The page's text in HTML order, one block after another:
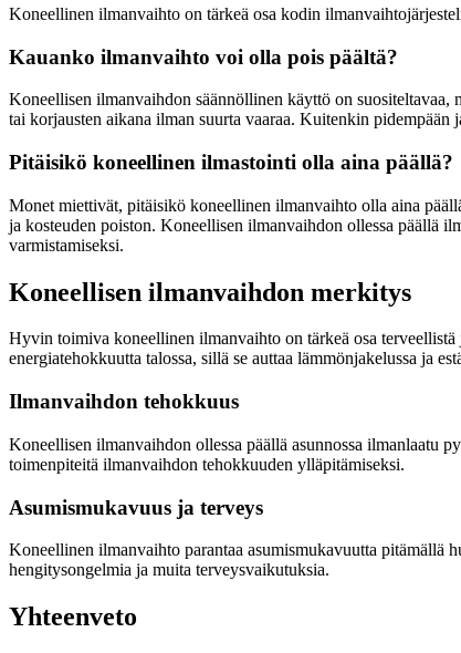
Koneellinen ilmanvaihto on tärkeä osa kodin
Kauanko ilmanvaihto voi olla pois päältä?
Koneellisen ilmanvaihdon säännöllinen käyttö on
tai korjausten aikana ilman suurta vaaraa. Kuitenkin
Pitäisikö koneellinen ilmastointi olla aina päällä?
Monet miettivät, pitäisikö koneellinen ilmanvaihto olla aina
ja kosteuden poiston. Koneellisen ilmanvaihdon ollessa päällä
varmistamiseksi.
Koneellisen ilmanvaihdon merkitys
Hyvin toimiva koneellinen ilmanvaihto on tärkeä osa
energiatehokkuutta talossa, sillä se auttaa lämmönjakelussa ja
Ilmanvaihdon tehokkuus
Koneellisen ilmanvaihdon ollessa päällä asunnossa ilmanlaatu
toimenpiteitä ilmanvaihdon tehokkuuden ylläpitämiseksi.
Asumismukavuus ja terveys
Koneellinen ilmanvaihto parantaa asumismukavuutta pitämällä
hengitysongelmia ja muita terveysvaikutuksia.
Yhteenveto